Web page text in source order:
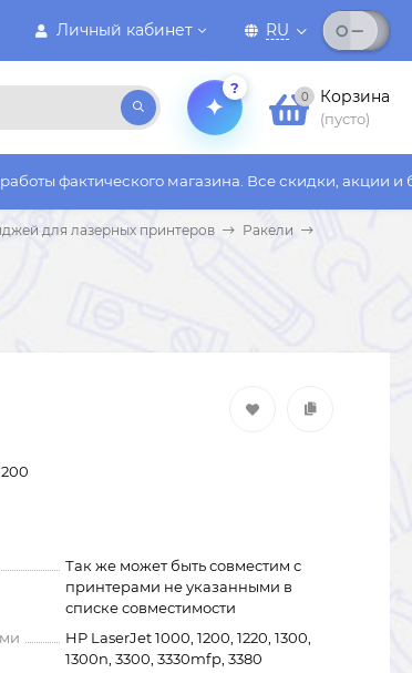
Личный кабинет RU
?
0 Корзина
(пусто)
магазина. Все скидки, акции и бонусы
для лазерных принтеров
Ракели
Так же может быть совместим с
принтерами не указанными в
списке совместимости
HP LaserJet 1000, 1200, 1220, 1300,
1300n, 3300, 3330mfp, 3380